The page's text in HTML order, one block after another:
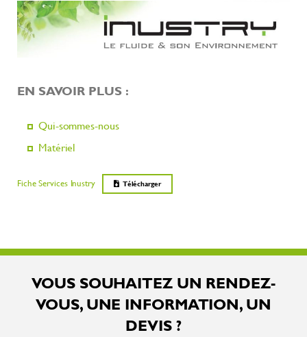
EN SAVOIR PLUS :
Qui-sommes-nous
Matériel
Fiche Services Inustry Télécharger
VOUS SOUHAITEZ UN RENDEZ-
VOUS, UNE INFORMATION, UN
DEVIS ?